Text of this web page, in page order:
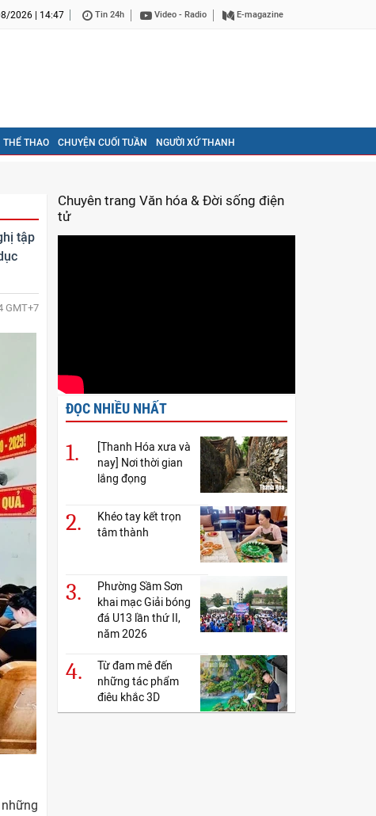
2026 | 14:47 Tin 24h Video - Radio E-magazine
THỂ THAO CHUYỆN CUỐI TUẦN NGƯỜI XỨ THANH
tập
GMT+7
Chuyên trang Văn hóa & Đời sống điện
tử
ĐỌC NHIỀU NHẤT
1.
[Thanh Hóa xưa và
nay] Nơi thời gian
lắng đọng
2.
Khéo tay kết trọn
tâm thành
3.
Phường Sầm Sơn
khai mạc Giải bóng
đá U13 lần thứ II,
năm 2026
4.
Từ đam mê đến
những tác phẩm
điêu khắc 3D